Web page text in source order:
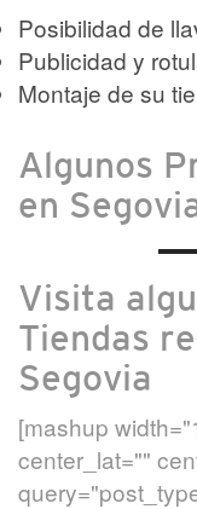
Posibilidad de
Publicidad y
Montaje de su
Algunos
en
Visita
Tiendas
Segovia
[mashup
center_lat=""